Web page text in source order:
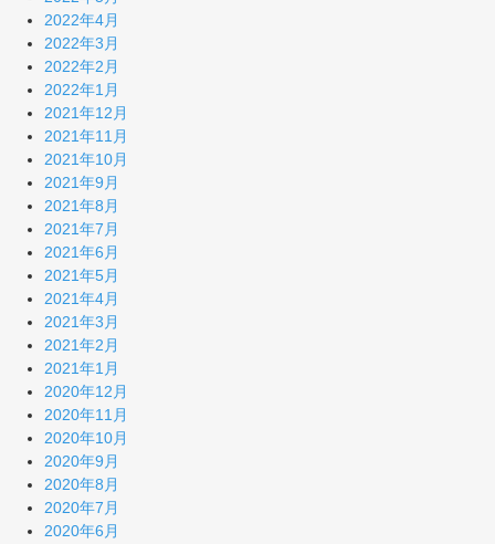
2022年4月
2022年3月
2022年2月
2022年1月
2021年12月
2021年11月
2021年10月
2021年9月
2021年8月
2021年7月
2021年6月
2021年5月
2021年4月
2021年3月
2021年2月
2021年1月
2020年12月
2020年11月
2020年10月
2020年9月
2020年8月
2020年7月
2020年6月